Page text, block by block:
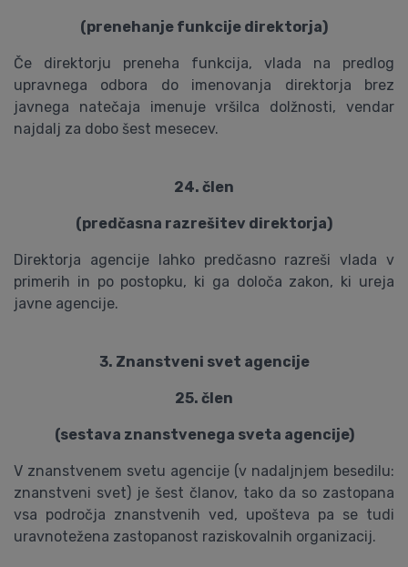
(prenehanje funkcije direktorja)
Če direktorju preneha funkcija, vlada na predlog
upravnega odbora do imenovanja direktorja brez
javnega natečaja imenuje vršilca dolžnosti, vendar
najdalj za dobo šest mesecev.
24. člen
(predčasna razrešitev direktorja)
Direktorja agencije lahko predčasno razreši vlada v
primerih in po postopku, ki ga določa zakon, ki ureja
javne agencije.
3. Znanstveni svet agencije
25. člen
(sestava znanstvenega sveta agencije)
V znanstvenem svetu agencije (v nadaljnjem besedilu:
znanstveni svet) je šest članov, tako da so zastopana
vsa področja znanstvenih ved, upošteva pa se tudi
uravnotežena zastopanost raziskovalnih organizacij.